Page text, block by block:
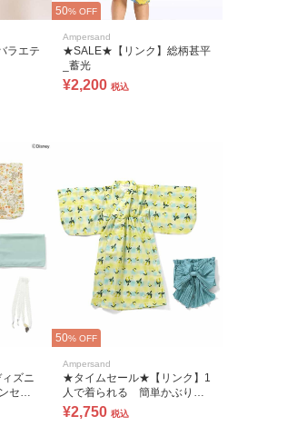
ラエテ
50% OFF
Ampersand
★SALE★【リンク】総柄甚平
_蓄光
¥2,200 税込
セス /
ト)
50% OFF
Ampersand
★タイムセール★【リンク】1
人で着られる 簡単かぶり浴
衣
¥2,750 税込